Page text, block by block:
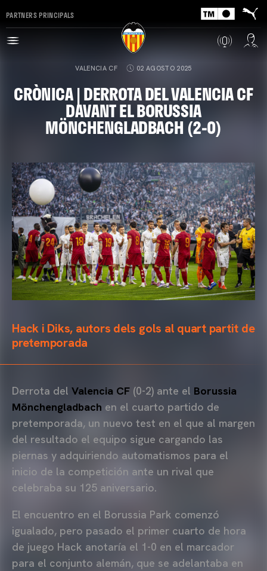
PARTNERS PRINCIPALS
VALENCIA CF 02 AGOSTO 2025
CRÒNICA | DERROTA DEL VALENCIA CF
DAVANT EL BORUSSIA
MÖNCHENGLADBACH (2-0)
Hack i Diks, autors dels gols al quart partit de
pretemporada
Derrota del Valencia CF (0-2) ante el Borussia
Mönchengladbach en el cuarto partido de
pretemporada, un nuevo test en el que al margen
del resultado el equipo sigue cargando las
piernas y adquiriendo automatismos para el
inicio de la competición ante un rival que
celebraba su 125 aniversario.
El encuentro en el Borussia Park comenzó
igualado, pero pasado el primer cuarto de hora
de juego Hack anotaría el 1-0 en el marcador
para el conjunto alemán, que se adelantaba en